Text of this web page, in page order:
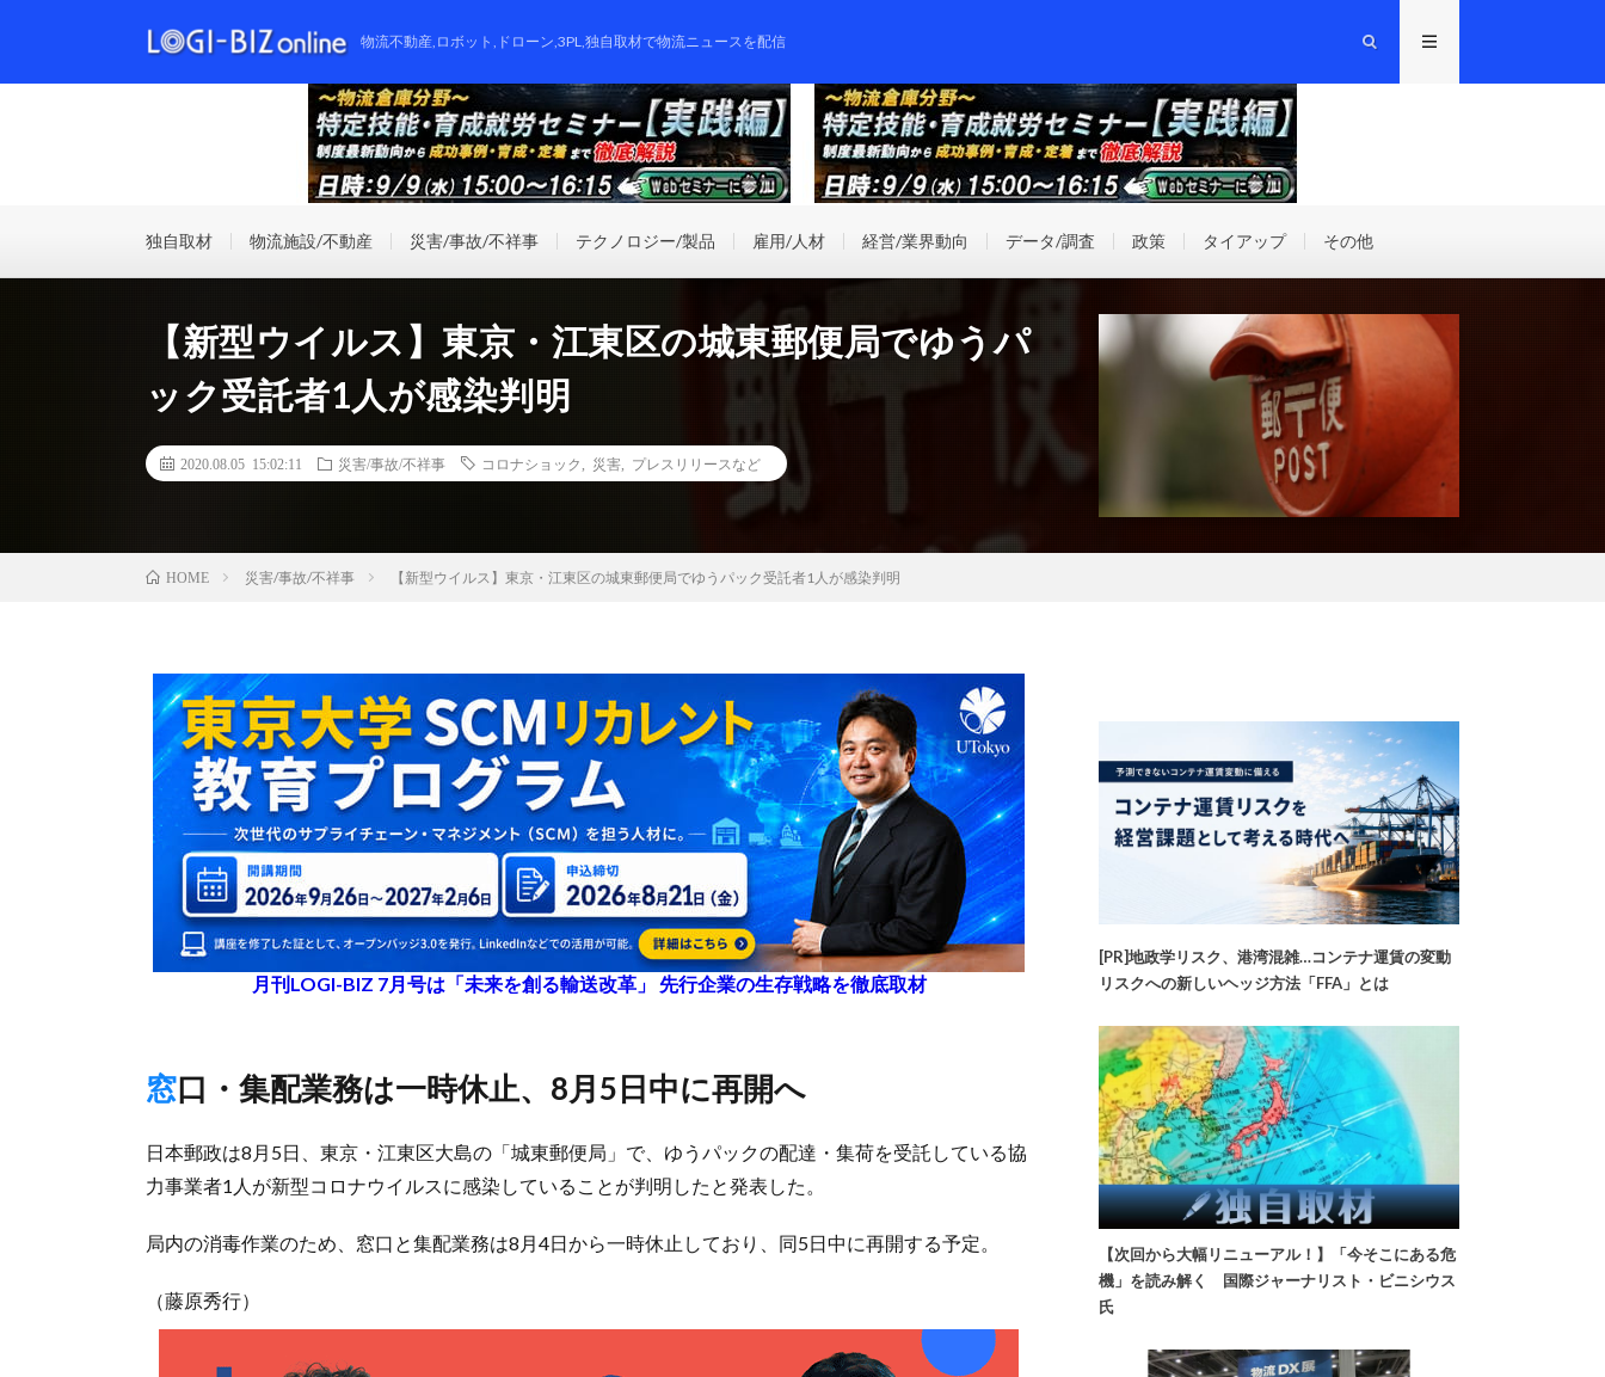
物流不動産,ロボット,ドローン,3PL,独自取材で物流ニュースを配信
独自取材 物流施設/不動産 災害/事故/不祥事 テクノロジー/製品 雇用/人材 経営/業界動向 データ/調査 政策 タイアップ その他
【新型ウイルス】東京・江東区の城東郵便局でゆうパ
ック受託者1人が感染判明
2020.08.05 15:02:11 災害/事故/不祥事 コロナショック 災害 プレスリリースなど
HOME 災害/事故/不祥事 【新型ウイルス】東京・江東区の城東郵便局でゆうパック受託者1人が感染判明
月刊LOGI-BIZ 7月号は「未来を創る輸送改革」 先行企業の生存戦略を徹底取材
窓口・集配業務は一時休止、8月5日中に再開へ
日本郵政は8月5日、東京・江東区大島の「城東郵便局」で、ゆうパックの配達・集荷を受託している協
力事業者1人が新型コロナウイルスに感染していることが判明したと発表した。
局内の消毒作業のため、窓口と集配業務は8月4日から一時休止しており、同5日中に再開する予定。
（藤原秀行）
[PR]地政学リスク、港湾混雑…コンテナ運賃の変動
リスクへの新しいヘッジ方法「FFA」とは
【次回から大幅リニューアル！】「今そこにある危
機」を読み解く 国際ジャーナリスト・ビニシウス
氏